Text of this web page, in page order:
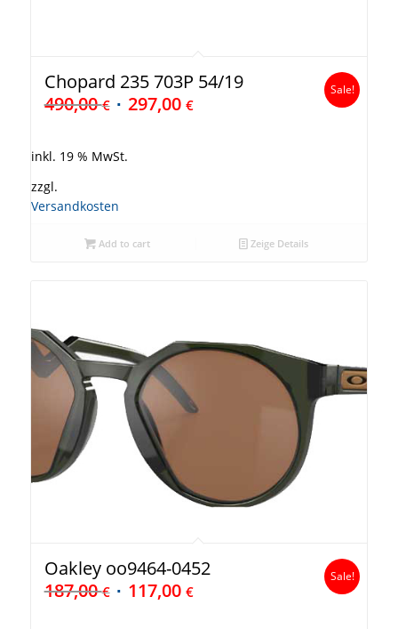
Chopard 235 703P 54/19
490,00€ 297,00 €
Sale!
inkl. 19 % MwSt.
zzgl.
Versandkosten
Add to cart Zeige Details
Oakley oo9464-0452
187,00€ 117,00 €
Sale!